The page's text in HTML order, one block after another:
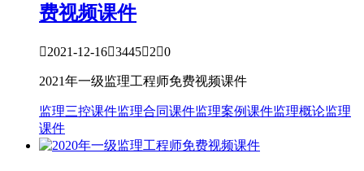
费视频课件
2021-12-16344520
2021年一级监理工程师免费视频课件
监理三控课件监理合同课件监理案例课件监理概论监理
课件